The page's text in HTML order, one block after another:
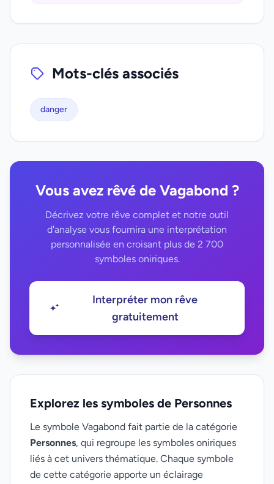
Mots-clés associés
danger
Vous avez rêvé de Vagabond ?
Décrivez votre rêve complet et notre outil
d'analyse vous fournira une interprétation
personnalisée en croisant plus de 2 700
symboles oniriques.
Interpréter mon rêve
gratuitement
Explorez les symboles de Personnes
Le symbole Vagabond fait partie de la catégorie
Personnes, qui regroupe les symboles oniriques
liés à cet univers thématique. Chaque symbole
de cette catégorie apporte un éclairage